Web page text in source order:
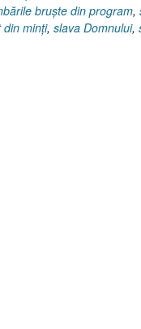
bruşte din program,
din minţi, slava Domnului,